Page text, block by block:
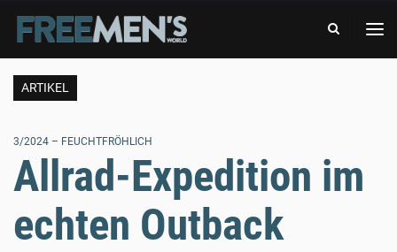
ARTIKEL
3/2024 – FEUCHTFRÖHLICH
Allrad-Expedition im
echten Outback